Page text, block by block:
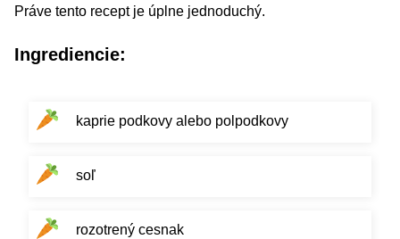
Práve tento recept je úplne jednoduchý.
Ingrediencie:
kaprie podkovy alebo polpodkovy
soľ
rozotrený cesnak